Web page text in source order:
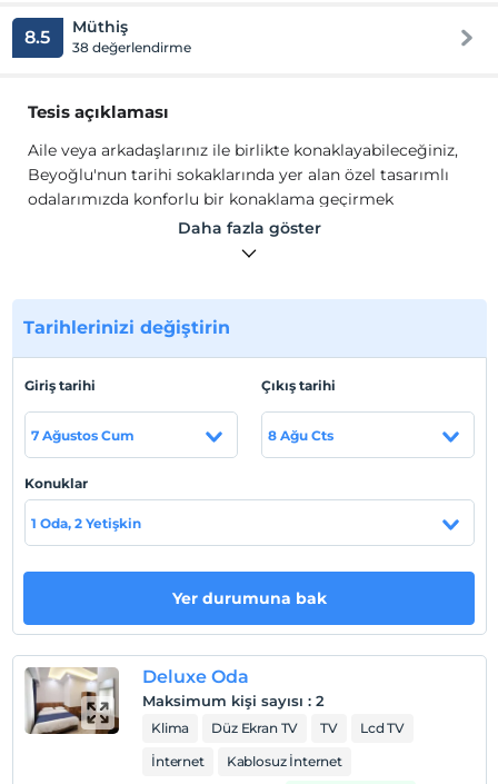
8.5 Müthiş
38 değerlendirme
Tesis açıklaması
Aile veya arkadaşlarınız ile birlikte konaklayabileceğiniz,
Beyoğlu'nun tarihi sokaklarında yer alan özel tasarımlı
odalarımızda konforlu bir konaklama geçirmek
istiyorsanız daha fazla zaman kaybetmeden
rezervasyonunuzu yapabilirsiniz.
tesiste, odalar tamamen ziyaretçilerin ihtiyaçlarına göre
dizayn edilmiştir.Isıtma, klima, Wi-Fi, LCD TV, uydu
Tesis lokasyon bilgileri
Taksim Meydan'a 25 dakika, İstiklal Caddesi'ne 2 dakikalık
uzaklıktadır. Toplu taşıma araçlarına 2-3 dakikalık
yürüme mesafesindedir.
Haritada Göster
Otel koşulları
Check/in
Daha fazla göster
Tarihlerinizi değiştirin
Giriş tarihi
7 Ağustos Cum
Çıkış tarihi
8 Ağu Cts
Konuklar
1 Oda, 2 Yetişkin
Yer durumuna bak
Deluxe Oda
Maksimum kişi sayısı : 2
Klima Düz Ekran TV TV
Lcd TV
İnternet
Kablosuz İnternet